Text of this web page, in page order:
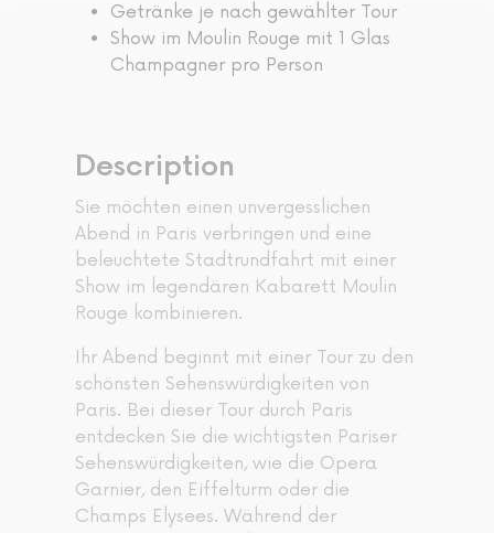
Getränke je nach gewählter Tour
Show im Moulin Rouge mit 1 Glas
Champagner pro Person
Description
Sie möchten einen unvergesslichen
Abend in Paris verbringen und eine
beleuchtete Stadtrundfahrt mit einer
Show im legendären Kabarett Moulin
Rouge kombinieren.
Ihr Abend beginnt mit einer Tour zu den
schönsten Sehenswürdigkeiten von
Paris. Bei dieser Tour durch Paris
entdecken Sie die wichtigsten Pariser
Sehenswürdigkeiten, wie die Opera
Garnier, den Eiffelturm oder die
Champs Elysees. Während der